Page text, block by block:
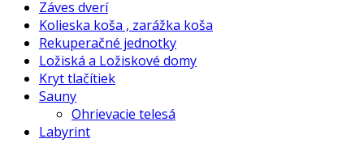
Záves dverí
Kolieska koša , zarážka koša
Rekuperačné jednotky
Ložiská a Ložiskové domy
Kryt tlačítiek
Sauny
Ohrievacie telesá
Labyrint